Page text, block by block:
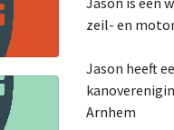
zeil- en
Jason heeft
Arnhem